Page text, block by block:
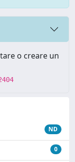
o creare un
ND
0